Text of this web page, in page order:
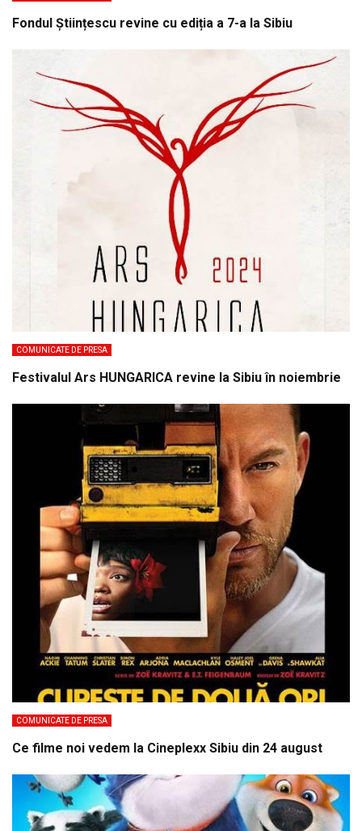
Fondul Științescu revine cu ediția a 7-a la Sibiu
COMUNICATE DE PRESA
Festivalul Ars HUNGARICA revine la Sibiu în noiembrie
COMUNICATE DE PRESA
Ce filme noi vedem la Cineplexx Sibiu din 24 august